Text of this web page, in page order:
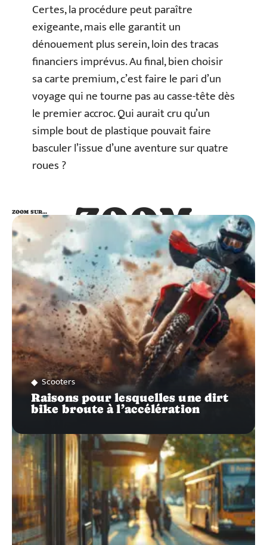
Certes, la procédure peut paraître
exigeante, mais elle garantit un
dénouement plus serein, loin des tracas
financiers imprévus. Au final, bien choisir
sa carte premium, c’est faire le pari d’un
voyage qui ne tourne pas au casse-tête dès
le premier accroc. Qui aurait cru qu’un
simple bout de plastique pouvait faire
basculer l’issue d’une aventure sur quatre
roues ?
ZOOM
SUR…
ZOOM SUR…
Scooters
Raisons pour lesquelles une dirt
bike broute à l’accélération